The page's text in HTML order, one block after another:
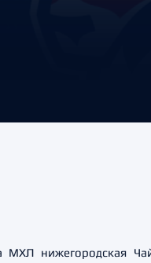
МХЛ нижегородская